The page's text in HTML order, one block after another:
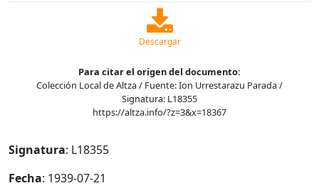
Descargar
Para citar el origen del documento:
Colección Local de Altza / Fuente: Ion Urrestarazu Parada /
Signatura: L18355
https://altza.info/?z=3&x=18367
Signatura: L18355
Fecha: 1939-07-21